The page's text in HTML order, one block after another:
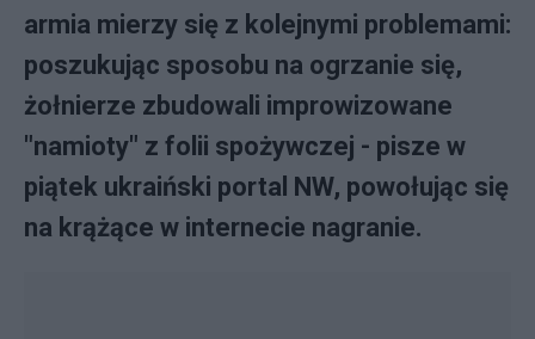
armia mierzy się z kolejnymi problemami:
poszukując sposobu na ogrzanie się,
żołnierze zbudowali improwizowane
"namioty" z folii spożywczej - pisze w
piątek ukraiński portal NW, powołując się
na krążące w internecie nagranie.